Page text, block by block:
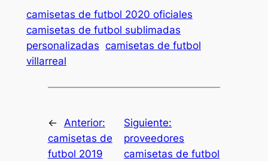
camisetas de futbol 2020 oficiales
camisetas de futbol sublimadas
personalizadas camisetas de futbol
villarreal
← Anterior:
camisetas de
futbol 2019
Siguiente:
proveedores
camisetas de futbol